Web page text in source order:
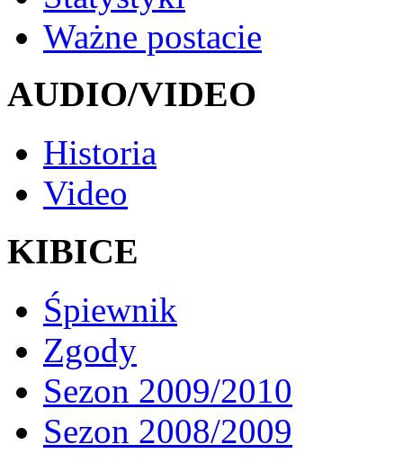
Ważne postacie
AUDIO/VIDEO
Historia
Video
KIBICE
Śpiewnik
Zgody
Sezon 2009/2010
Sezon 2008/2009